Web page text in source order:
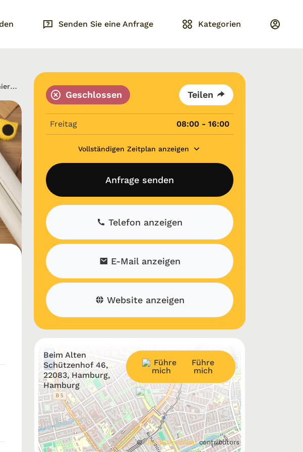
Senden Sie eine Anfrage Kategorien
Umkreis
Geschlossen Teilen
Freitag 08:00 - 16:00
Vollständigen Zeitplan anzeigen
Anfrage senden
Telefon anzeigen
E-Mail anzeigen
Website anzeigen
+
−
©OpenStreetMapcontributors
Beim Alten
Schützenhof 46,
22083, Hamburg,
Hamburg
Führe
mich